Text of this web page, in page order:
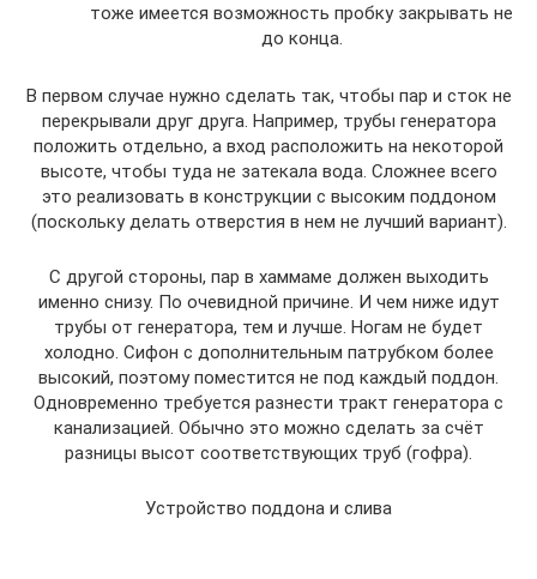
тоже имеется возможность пробку закрывать не
до конца.
В первом случае нужно сделать так, чтобы пар и сток не
перекрывали друг друга. Например, трубы генератора
положить отдельно, а вход расположить на некоторой
высоте, чтобы туда не затекала вода. Сложнее всего
это реализовать в конструкции с высоким поддоном
(поскольку делать отверстия в нем не лучший вариант).
С другой стороны, пар в хаммаме должен выходить
именно снизу. По очевидной причине. И чем ниже идут
трубы от генератора, тем и лучше. Ногам не будет
холодно. Сифон с дополнительным патрубком более
высокий, поэтому поместится не под каждый поддон.
Одновременно требуется разнести тракт генератора с
канализацией. Обычно это можно сделать за счёт
разницы высот соответствующих труб (гофра).
Устройство поддона и слива